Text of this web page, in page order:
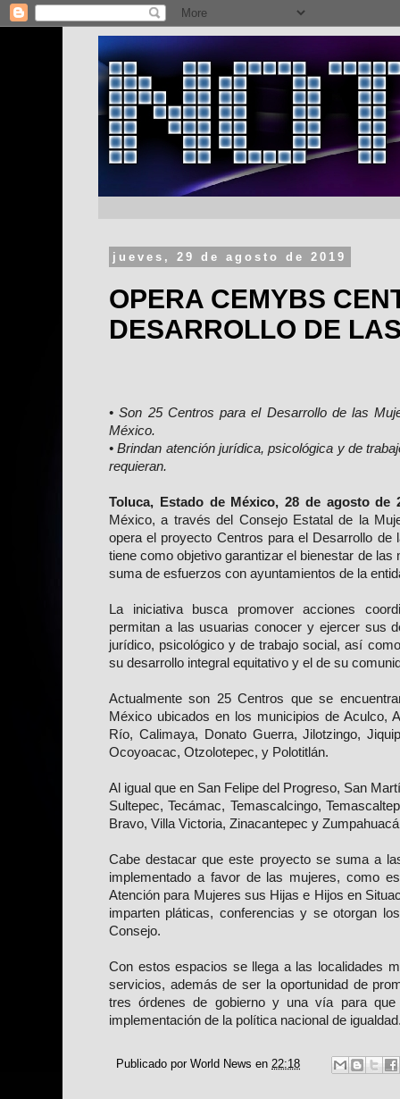
jueves, 29 de agosto de 2019
OPERA CEMYBS
DESARROLLO DE
• Son 25 Centros para el Desarrollo de las
México.
• Brindan atención jurídica, psicológica y de
requieran.
Toluca, Estado de México, 28 de agosto de
México, a través del Consejo Estatal de la
opera el proyecto Centros para el Desarrollo
tiene como objetivo garantizar el bienestar de
suma de esfuerzos con ayuntamientos de la
La iniciativa busca promover acciones
permitan a las usuarias conocer y ejercer sus
jurídico, psicológico y de trabajo social, así
su desarrollo integral equitativo y el de su
Actualmente son 25 Centros que se
México ubicados en los municipios de Aculco,
Río, Calimaya, Donato Guerra, Jilotzingo,
Ocoyoacac, Otzolotepec, y Polotitlán.
Al igual que en San Felipe del Progreso, San
Sultepec, Tecámac, Temascalcingo,
Bravo, Villa Victoria, Zinacantepec y
Cabe destacar que este proyecto se suma a
implementado a favor de las mujeres, como
Atención para Mujeres sus Hijas e Hijos en
imparten pláticas, conferencias y se otorgan
Consejo.
Con estos espacios se llega a las localidades
servicios, además de ser la oportunidad de
tres órdenes de gobierno y una vía para
implementación de la política nacional de
Publicado por World News en 22:18